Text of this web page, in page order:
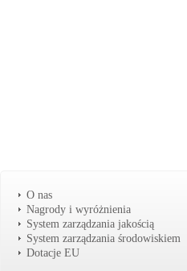
O nas
Nagrody i wyróżnienia
System zarządzania jakością
System zarządzania środowiskiem
Dotacje EU